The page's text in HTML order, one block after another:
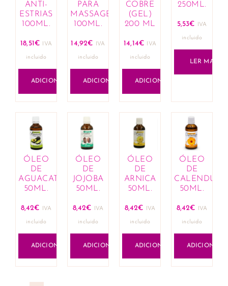
ANTI-
ESTRIAS
100ML.
18,51 € IVA
incluido
ADICIONAR
PARA
MASSAGEM
100ML.
14,92€ IVA
incluido
ADICIONAR
COBRE
(GEL)
200 ML
14,14€ IVA
incluido
ADICIONAR
250ML.
5,53€ IVA
incluido
LER MAIS
ÓLEO
DE
AGUACATE
50ML.
8,42€ IVA
incluido
ADICIONAR
ÓLEO
DE
JOJOBA
50ML.
8,42€ IVA
incluido
ADICIONAR
ÓLEO
DE
ARNICA
50ML.
8,42€ IVA
incluido
ADICIONAR
ÓLEO
DE
CALENDULA
50ML.
8,42€ IVA
incluido
ADICIONAR